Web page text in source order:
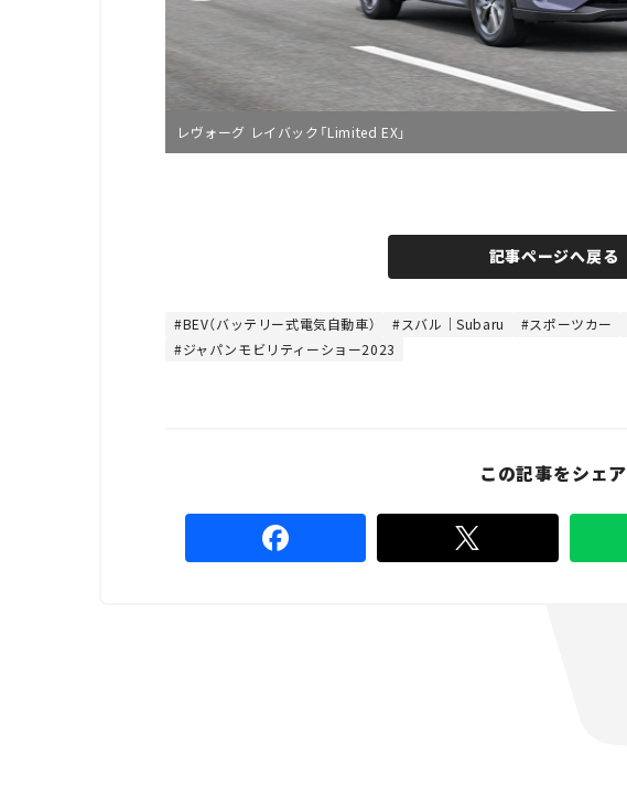
レヴォーグ レイバック「Limited EX」
4
記事ページへ戻る
BEV（バッテリー式電気自動車） スバル｜Subaru スポーツカー
ジャパンモビリティーショー2023
この記事をシェア